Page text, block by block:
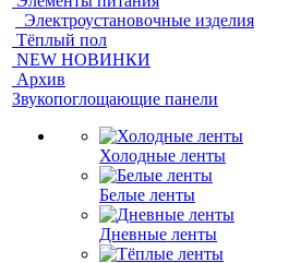
Электроустановочные изделия
Тёплый пол
NEW НОВИНКИ
Архив
Звукопоглощающие панели
Холодные ленты
Белые ленты
Дневные ленты